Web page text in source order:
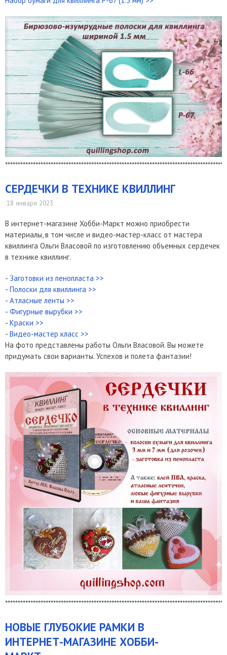
СЕРДЕЧКИ В ТЕХНИКЕ КВИЛЛИНГ
18 января 2023
В интернет-магазине Хобби-Маркт можно приобрести
материалы, в том числе и видео-мастер-класс от мастера
квиллинга Ольги Власовой по изготовлению объемных сердечек
в технике квиллинг.
- Заготовки из пенопласта >>
- Полоски для квиллинга >>
- Атласные ленты >>
- Фигурные вырубки >>
- Краски >>
- Видео-мастер класс >>
На фото представлены работы Ольги Власовой. Вы можете
придумать свои варианты. Успехов и полета фантазии!
НОВЫЕ ГЛУБОКИЕ РАМКИ В
ИНТЕРНЕТ-МАГАЗИНЕ ХОББИ-